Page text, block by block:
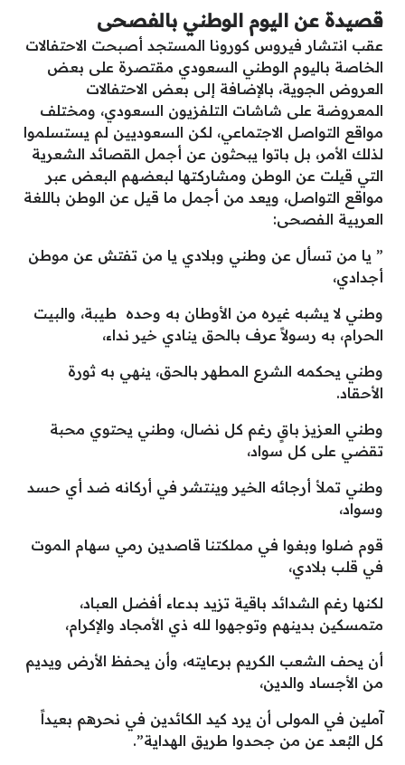
قصيدة عن اليوم الوطني بالفصحى
عقب انتشار فيروس كورونا المستجد أصبحت الاحتفالات
الخاصة باليوم الوطني السعودي مقتصرة على بعض
العروض الجوية، بالإضافة إلى بعض الاحتفالات
المعروضة على شاشات التلفزيون السعودي، ومختلف
مواقع التواصل الاجتماعي، لكن السعوديين لم يستسلموا
لذلك الأمر، بل باتوا يبحثون عن أجمل القصائد الشعرية
التي قيلت عن الوطن ومشاركتها لبعضهم البعض عبر
مواقع التواصل، ويعد من أجمل ما قيل عن الوطن باللغة
العربية الفصحى:
” يا من تسأل عن وطني وبلادي يا من تفتش عن موطن
أجدادي،
وطني لا يشبه غيره من الأوطان به وحده طيبة، والبيت
الحرام، به رسولاً عرف بالحق ينادي خير نداء،
وطني يحكمه الشرع المطهر بالحق، ينهي به ثورة
الأحقاد.
وطني العزيز باقٍ رغم كل نضال، وطني يحتوي محبة
تقضي على كل سواد،
وطني تملأ أرجائه الخير وينتشر في أركانه ضد أي حسد
وسواد،
قوم ضلوا وبغوا في مملكتنا قاصدين رمي سهام الموت
في قلب بلادي،
لكنها رغم الشدائد باقية تزيد بدعاء أفضل العباد،
متمسكين بدينهم وتوجهوا لله ذي الأمجاد والإكرام،
أن يحف الشعب الكريم برعايته، وأن يحفظ الأرض ويديم
من الأجساد والدين،
آملين في المولى أن يرد كيد الكائدين في نحرهم بعيداً
كل البُعد عن من جحدوا طريق الهداية”.